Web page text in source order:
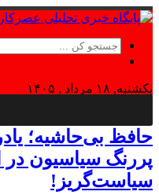
یکشنبه, ۱۸ مرداد , ۱۴۰۵
حافظ بی‌حاشیه؛
پررنگ سیاسیون در
سیاست‌گریز!